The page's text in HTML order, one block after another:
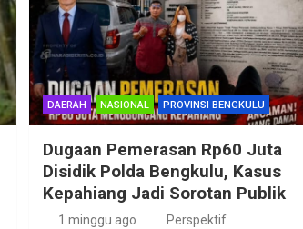
DAERAH NASIONAL PROVINSI BENGKULU
Dugaan Pemerasan Rp60 Juta
Disidik Polda Bengkulu, Kasus
Kepahiang Jadi Sorotan Publik
1 minggu ago Perspektif